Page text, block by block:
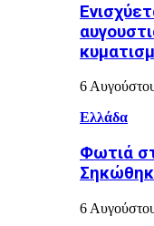
6
Ελλάδα
Φωτιά
6